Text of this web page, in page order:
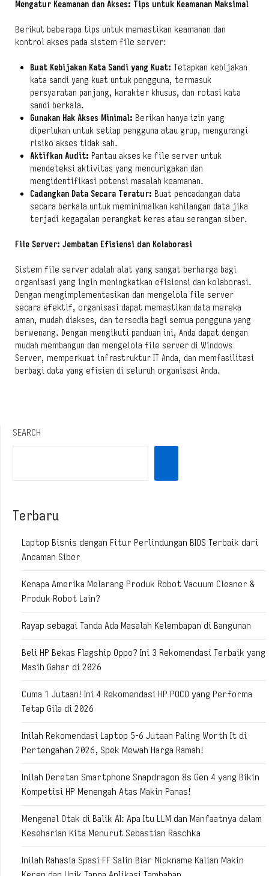
Mengatur Keamanan dan Akses: Tips untuk Keamanan Maksimal
Berikut beberapa tips untuk memastikan keamanan dan
kontrol akses pada sistem file server:
Buat Kebijakan Kata Sandi yang Kuat: Tetapkan kebijakan
kata sandi yang kuat untuk pengguna, termasuk
persyaratan panjang, karakter khusus, dan rotasi kata
sandi berkala.
Gunakan Hak Akses Minimal: Berikan hanya izin yang
diperlukan untuk setiap pengguna atau grup, mengurangi
risiko akses tidak sah.
Aktifkan Audit: Pantau akses ke file server untuk
mendeteksi aktivitas yang mencurigakan dan
mengidentifikasi potensi masalah keamanan.
Cadangkan Data Secara Teratur: Buat pencadangan data
secara berkala untuk meminimalkan kehilangan data jika
terjadi kegagalan perangkat keras atau serangan siber.
File Server: Jembatan Efisiensi dan Kolaborasi
Sistem file server adalah alat yang sangat berharga bagi
organisasi yang ingin meningkatkan efisiensi dan kolaborasi.
Dengan mengimplementasikan dan mengelola file server
secara efektif, organisasi dapat memastikan data mereka
aman, mudah diakses, dan tersedia bagi semua pengguna yang
berwenang. Dengan mengikuti panduan ini, Anda dapat dengan
mudah membangun dan mengelola file server di Windows
Server, memperkuat infrastruktur IT Anda, dan memfasilitasi
berbagi data yang efisien di seluruh organisasi Anda.
SEARCH
Terbaru
Laptop Bisnis dengan Fitur Perlindungan BIOS Terbaik dari
Ancaman Siber
Kenapa Amerika Melarang Produk Robot Vacuum Cleaner &
Produk Robot Lain?
Rayap sebagai Tanda Ada Masalah Kelembapan di Bangunan
Beli HP Bekas Flagship Oppo? Ini 3 Rekomendasi Terbaik yang
Masih Gahar di 2026
Cuma 1 Jutaan! Ini 4 Rekomendasi HP POCO yang Performa
Tetap Gila di 2026
Inilah Rekomendasi Laptop 5-6 Jutaan Paling Worth It di
Pertengahan 2026, Spek Mewah Harga Ramah!
Inilah Deretan Smartphone Snapdragon 8s Gen 4 yang Bikin
Kompetisi HP Menengah Atas Makin Panas!
Mengenal Otak di Balik AI: Apa Itu LLM dan Manfaatnya dalam
Keseharian Kita Menurut Sebastian Raschka
Inilah Rahasia Spasi FF Salin Biar Nickname Kalian Makin